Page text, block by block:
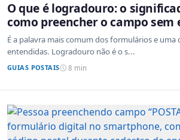
O que é logradouro: o
como preencher o campo sem
É a palavra mais comum dos formulários e uma
entendidas. Logradouro não é o s...
GUIAS POSTAIS 8 min